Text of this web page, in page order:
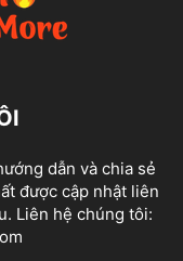
dẫn và chia sẻ
được cập nhật liên
Liên hệ chúng tôi: